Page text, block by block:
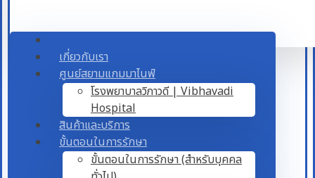
เกี่ยวกับเรา
ศูนย์สยามแกมมาไนฟ์
โรงพยาบาลวิภาวดี | Vibhavadi
Hospital
สินค้าและบริการ
ขั้นตอนในการรักษา
ขั้นตอนในการรักษา (สำหรับบุคคล